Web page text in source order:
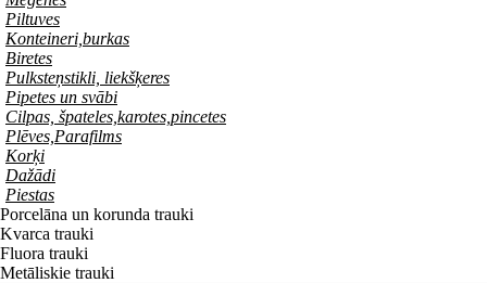
Piltuves
Konteineri,burkas
Biretes
Pulksteņstikli, liekšķeres
Pipetes un svābi
Cilpas, špateles,karotes,pincetes
Plēves,Parafilms
Korķi
Dažādi
Piestas
Porcelāna un korunda trauki
Kvarca trauki
Fluora trauki
Metāliskie trauki